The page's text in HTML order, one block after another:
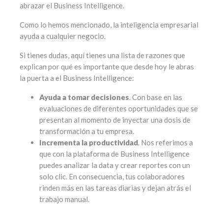
abrazar el Business Intelligence.
Como lo hemos mencionado, la inteligencia empresarial
ayuda a cualquier negocio.
Si tienes dudas, aquí tienes una lista de razones que
explican por qué es importante que desde hoy le abras
la puerta a el Business Intelligence:
Ayuda a tomar decisiones. Con base en las
evaluaciones de diferentes oportunidades que se
presentan al momento de inyectar una dosis de
transformación a tu empresa.
Incrementa la productividad. Nos referimos a
que con la plataforma de Business Intelligence
puedes analizar la data y crear reportes con un
solo clic. En consecuencia, tus colaboradores
rinden más en las tareas diarias y dejan atrás el
trabajo manual.